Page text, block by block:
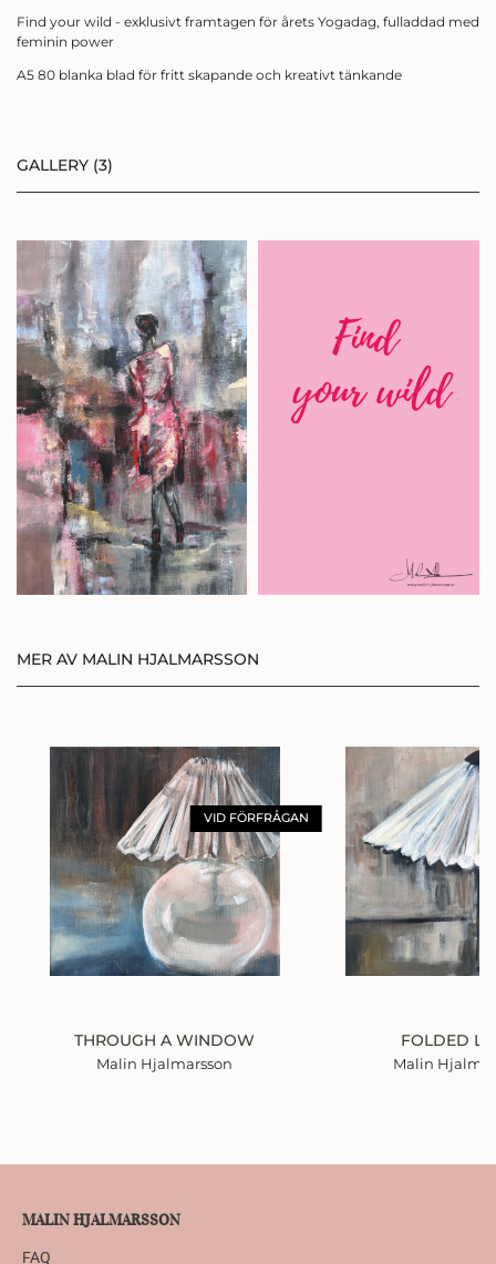
Find your wild - exklusivt framtagen för årets Yogadag, fulladdad med
feminin power
A5 80 blanka blad för fritt skapande och kreativt tänkande
GALLERY (3)
MER AV MALIN HJALMARSSON
VID FÖRFRÅGAN
THROUGH A WINDOW
Malin Hjalmarsson
FOLDED
Malin
MALIN HJALMARSSON
FAQ
SIGN UP FÖR
NYHETSBREV
följa min konstresa i färg, form och
Eller bli medlem och få 10%
på alla konstprodukter!
BLI MEDLEM
LOGGA IN